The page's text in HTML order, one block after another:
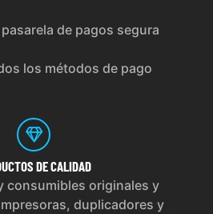
de pagos segura
los métodos de pago
DE CALIDAD
consumibles originales y
duplicadores y